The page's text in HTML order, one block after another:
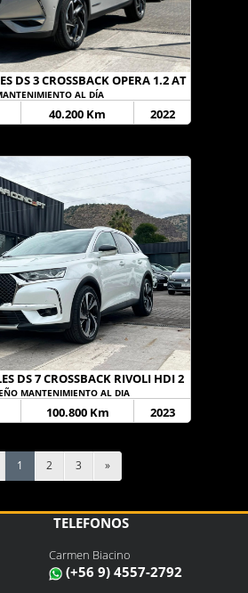
DS 3 CROSSBACK OPERA 1.2 AT
AL DÍA
40.200 Km 2022
DS 7 CROSSBACK RIVOLI HDI 2
MANTENIMIENTO AL DIA
100.800 Km 2023
1 2 3 »
TELÉFONOS
Carmen Biacino
(+56 9) 4557-2792